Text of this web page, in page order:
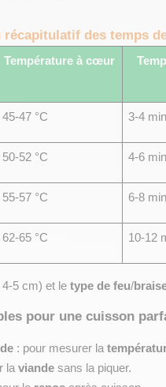
récapitulatif des temps
Température à cœur
45-47 °C 3-4
50-52 °C 4-6
55-57 °C 6-8
62-65 °C 10-12
4-5 cm) et le type de feu/
pour une cuisson
: pour mesurer la
la viande sans la piquer.